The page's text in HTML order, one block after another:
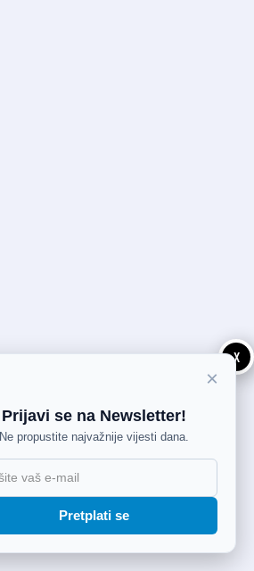
X
×
Prijavi se na Newsletter!
Ne propustite najvažnije vijesti dana.
Pretplati se